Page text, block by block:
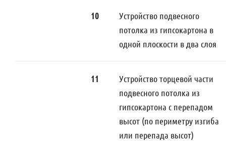
10
Устройство подвесного
потолка из гипсокартона в
одной плоскости в два слоя
11
Устройство торцевой части
подвесного потолка из
гипсокартона с перепадом
высот (по периметру изгиба
или перепада высот)